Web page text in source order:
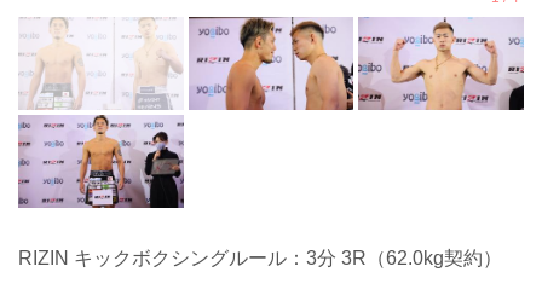
RIZIN キックボクシングルール：3分 3R（62.0kg契約）